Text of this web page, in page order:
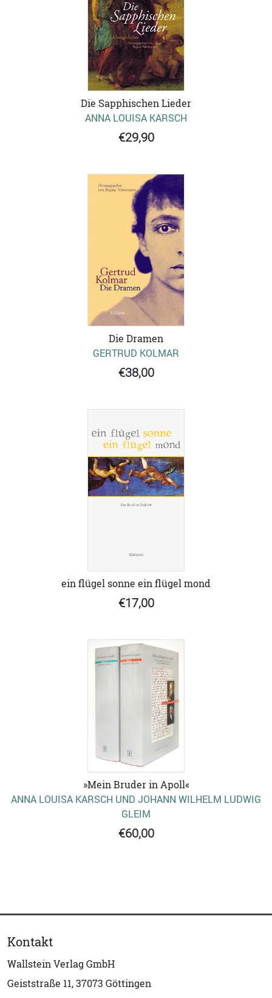
Die Sapphischen Lieder
ANNA LOUISA KARSCH
€29,90
Die Dramen
GERTRUD KOLMAR
€38,00
ein flügel sonne ein flügel mond
€17,00
»Mein Bruder in Apoll«
ANNA LOUISA KARSCH UND JOHANN WILHELM LUDWIG
GLEIM
€60,00
Kontakt
Wallstein Verlag GmbH
Geiststraße 11, 37073 Göttingen